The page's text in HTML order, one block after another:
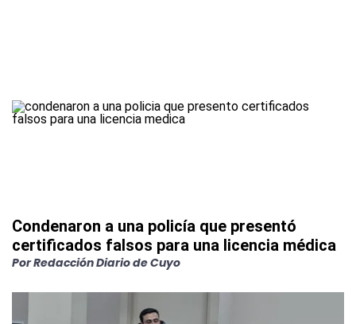
Condenaron a una policía que presentó
certificados falsos para una licencia médica
PorRedacción Diario de Cuyo